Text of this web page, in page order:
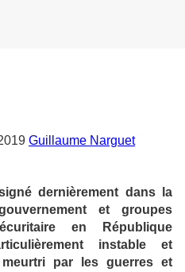
Guillaume Narguet
dernièrement dans la
et groupes
en République
instable et
par les guerres et